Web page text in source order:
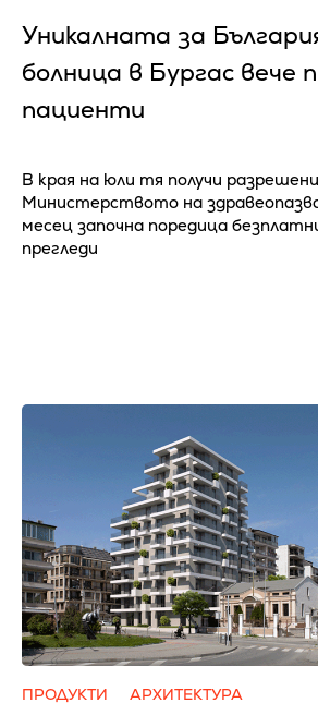
Уникалната за
болница в Бургас вече
пациенти
В края на юли тя получи
Министерството на
месец започна поредица
прегледи
ПРОДУКТИ АРХИТЕКТУРА